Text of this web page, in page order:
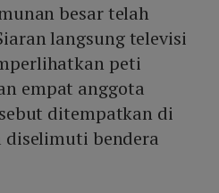
besar telah
langsung televisi
peti
empat anggota
ditempatkan di
diselimuti bendera